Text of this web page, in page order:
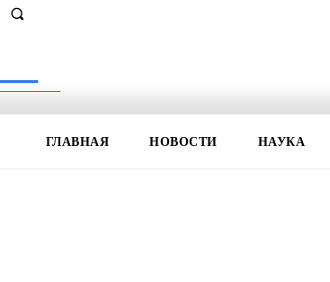
ГЛАВНАЯ НОВОСТИ НАУКА